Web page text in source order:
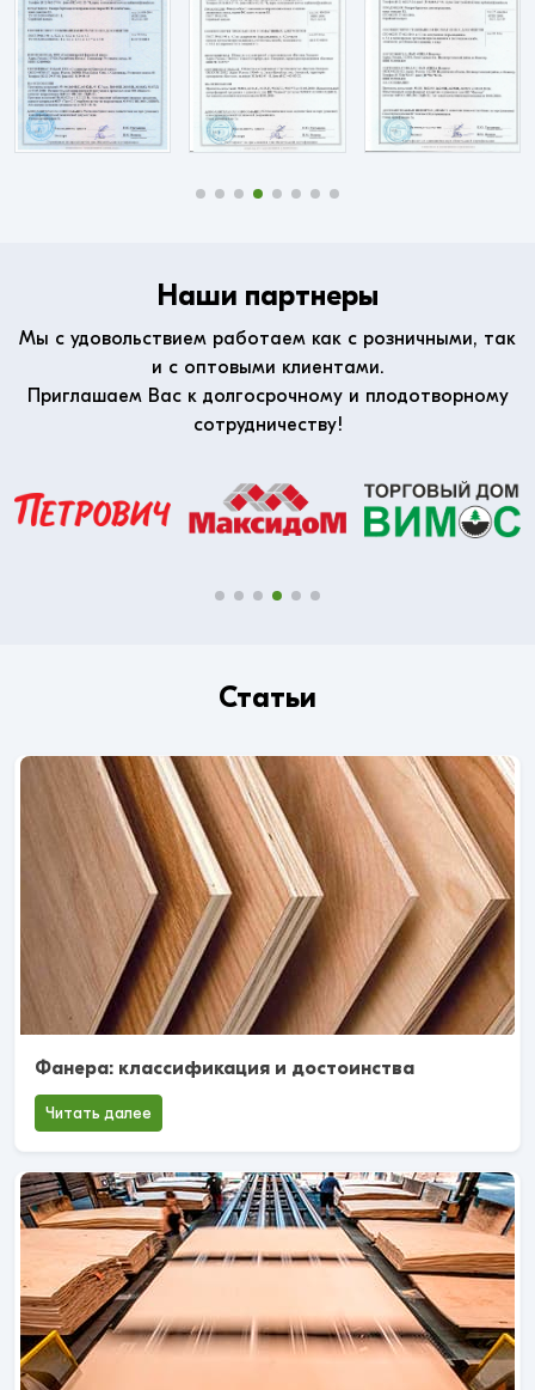
Наши партнеры
Мы с удовольствием работаем как с розничными, так
и с оптовыми клиентами.
Приглашаем Вас к долгосрочному и плодотворному
сотрудничеству!
Статьи
Фанера: классификация и достоинства
Читать далее